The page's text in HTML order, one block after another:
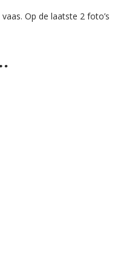
Op de laatste 2 foto’s